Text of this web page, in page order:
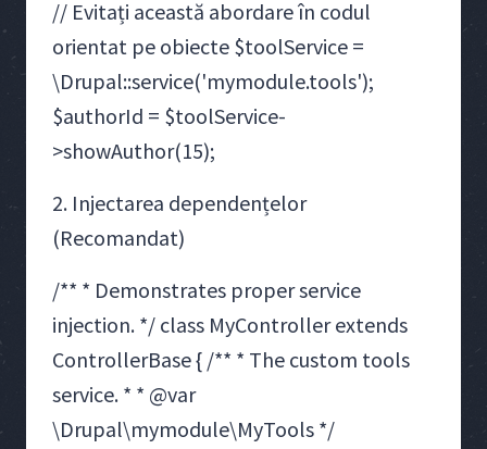
// Evitați această abordare în codul
orientat pe obiecte $toolService =
\Drupal::service('mymodule.tools');
$authorId = $toolService-
>showAuthor(15);
2. Injectarea dependențelor
(Recomandat)
/** * Demonstrates proper service
injection. */ class MyController extends
ControllerBase { /** * The custom tools
service. * * @var
\Drupal\mymodule\MyTools */